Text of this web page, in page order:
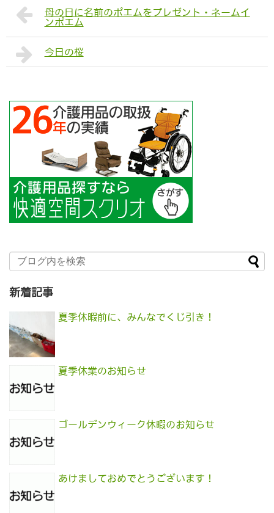
母の日に名前のポエムをプレゼント・ネームイ
ンポエム
今日の桜
新着記事
夏季休暇前に、みんなでくじ引き！
夏季休業のお知らせ
ゴールデンウィーク休暇のお知らせ
あけましておめでとうございます！